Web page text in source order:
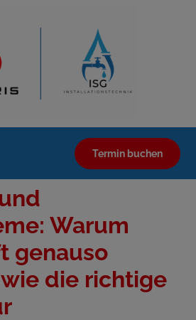
Termin buchen
Warum
genauso
die richtige